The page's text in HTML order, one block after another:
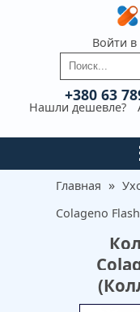
Нашли дешевле?
Войти
+380 63
Главная »
Colageno